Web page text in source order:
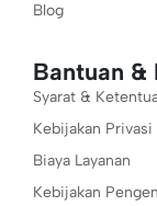
Blog
Bantuan &
Syarat &
Kebijakan Privasi
Biaya Layanan
Kebijakan